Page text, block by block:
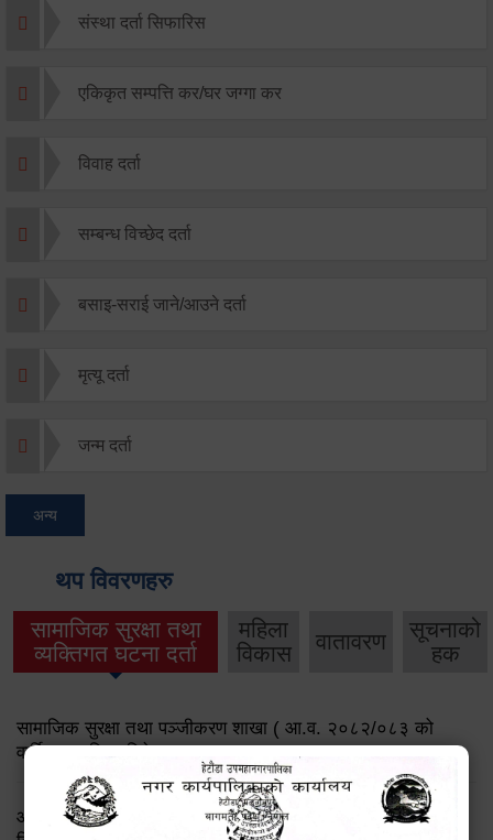
संस्था दर्ता सिफारिस
एकिकृत सम्पत्ति कर/घर जग्गा कर
विवाह दर्ता
सम्बन्ध विच्छेद दर्ता
बसाइ-सराई जाने/आउने दर्ता
मृत्यू दर्ता
जन्म दर्ता
अन्य
थप विवरणहरु
सामाजिक सुरक्षा तथा
व्यक्तिगत घटना दर्ता
महिला
विकास
वातावरण
सूचनाको
हक
सामाजिक सुरक्षा तथा पञ्जीकरण शाखा ( आ.व. २०८२/०८३ को
वार्षिक प्रगति प्रतिवेदन)
आ.व.२०८२।८३ को सामाजिक सुरक्षा भत्ता प्राप्त गर्ने लाभग्राहीको